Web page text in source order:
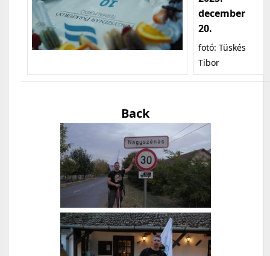
december
20.
fotó: Tüskés
Tibor
Back